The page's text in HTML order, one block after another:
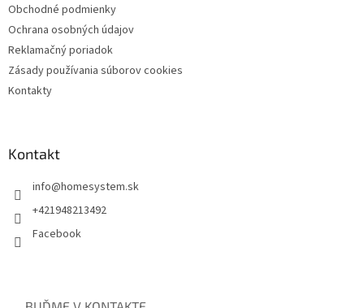
Obchodné podmienky
Ochrana osobných údajov
Reklamačný poriadok
Zásady používania súborov cookies
Kontakty
Kontakt
info@homesystem.sk
+421948213492
Facebook